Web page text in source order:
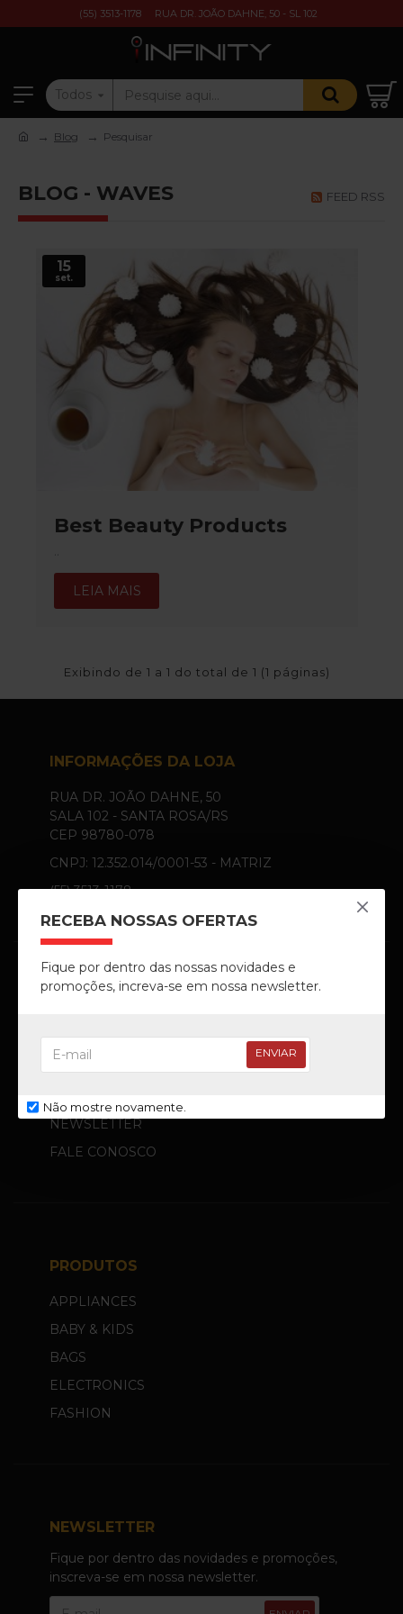
RECEBA NOSSAS OFERTAS
Fique por dentro das nossas novidades e
promoções, increva-se em nossa newsletter.
ENVIAR
Não mostre novamente.
(55) 3513-1178 RUA DR. JOÃO DAHNE, 50 - SL 102
Todos
Blog Pesquisar
BLOG - WAVES FEED RSS
15
set.
Best Beauty Products
LEIA MAIS
Exibindo de 1 a 1 do total de 1 (1 páginas)
INFORMAÇÕES DA LOJA
RUA DR. JOÃO DAHNE, 50
SALA 102 - SANTA ROSA/RS
CEP 98780-078
CNPJ: 12.352.014/0001-53 - MATRIZ
(55) 3513-1178
MINHA CONTA
MEUS PEDIDOS
NEWSLETTER
FALE CONOSCO
PRODUTOS
APPLIANCES
BABY & KIDS
BAGS
ELECTRONICS
FASHION
NEWSLETTER
Fique por dentro das novidades e promoções,
inscreva-se em nossa newsletter.